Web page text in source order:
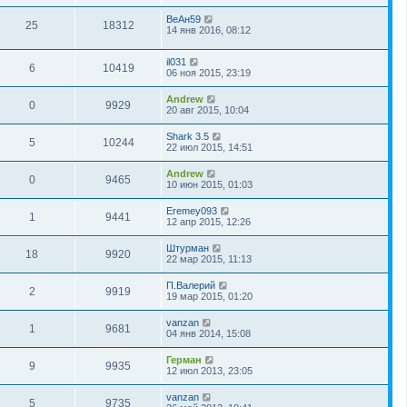
25 18312
ВеАн59
14 янв 2016, 08:12
6 10419
il031
06 ноя 2015, 23:19
0 9929
Andrew
20 авг 2015, 10:04
5 10244
Shark 3.5
22 июл 2015, 14:51
0 9465
Andrew
10 июн 2015, 01:03
1 9441
Eremey093
12 апр 2015, 12:26
18 9920
Штурман
22 мар 2015, 11:13
2 9919
П.Валерий
19 мар 2015, 01:20
1 9681
vanzan
04 янв 2014, 15:08
9 9935
Герман
12 июл 2013, 23:05
5 9735
vanzan